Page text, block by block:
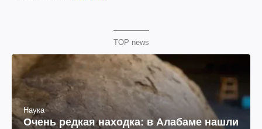
TOP news
Наука
Очень редкая находка: в Алабаме нашли